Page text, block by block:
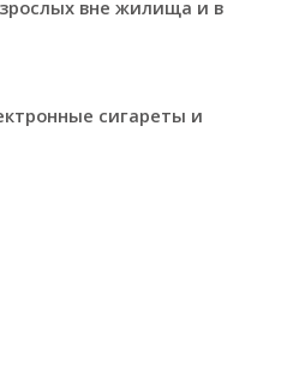
вне жилища и в
сигареты и